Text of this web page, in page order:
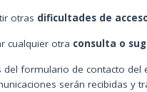
otras dificultades de
cualquier otra consulta o
del formulario de contacto del
serán recibidas y